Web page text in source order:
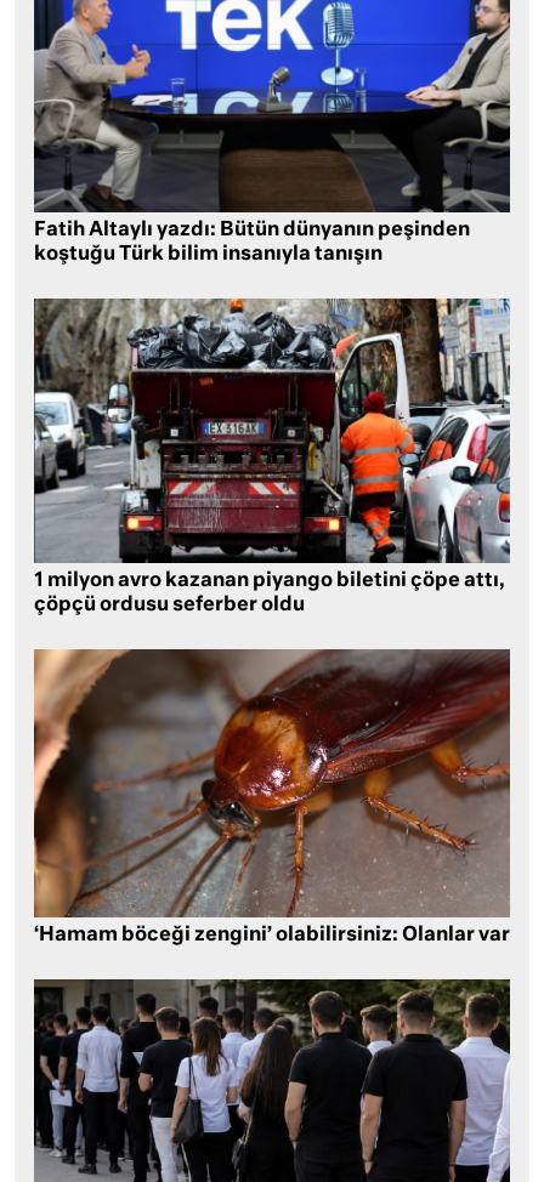
Fatih Altaylı yazdı: Bütün dünyanın peşinden
koştuğu Türk bilim insanıyla tanışın
1 milyon avro kazanan piyango biletini çöpe attı,
çöpçü ordusu seferber oldu
‘Hamam böceği zengini’ olabilirsiniz: Olanlar var